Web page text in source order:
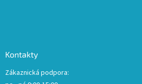
Kontakty
Zákaznická podpora: